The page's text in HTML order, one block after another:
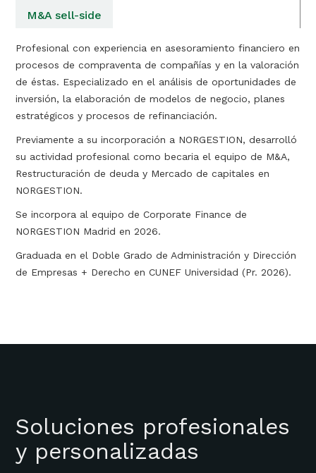
M&A sell-side
Profesional con experiencia en asesoramiento financiero en
procesos de compraventa de compañías y en la valoración
de éstas. Especializado en el análisis de oportunidades de
inversión, la elaboración de modelos de negocio, planes
estratégicos y procesos de refinanciación.
Previamente a su incorporación a NORGESTION, desarrolló
su actividad profesional como becaria el equipo de M&A,
Restructuración de deuda y Mercado de capitales en
NORGESTION.
Se incorpora al equipo de Corporate Finance de
NORGESTION Madrid en 2026.
Graduada en el Doble Grado de Administración y Dirección
de Empresas + Derecho en CUNEF Universidad (Pr. 2026).
Soluciones profesionales
y personalizadas